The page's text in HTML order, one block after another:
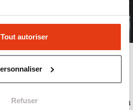
Tout autoriser
Refuser
devenu la première
! Guillaume
Dolbeau dans
de l’Executive Education